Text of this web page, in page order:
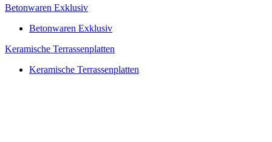
Betonwaren Exklusiv
Betonwaren Exklusiv
Keramische Terrassenplatten
Keramische Terrassenplatten